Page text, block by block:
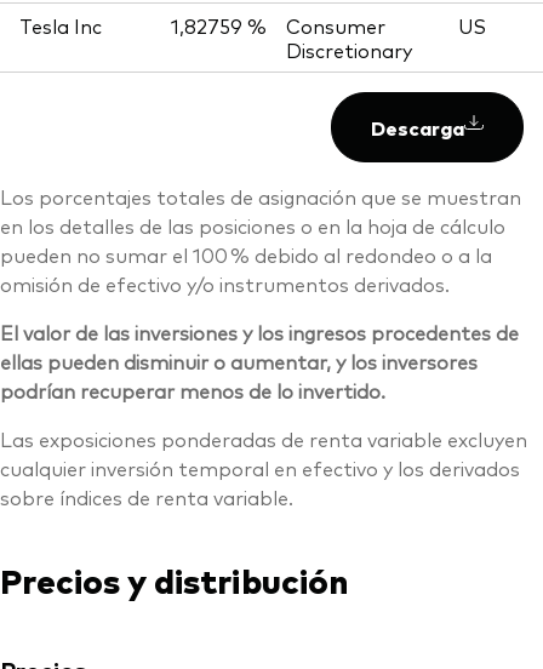
Tesla Inc 1,82759 %
Consumer
Discretionary
US
Descarga
Los porcentajes totales de asignación que se muestran
en los detalles de las posiciones o en la hoja de cálculo
pueden no sumar el 100 % debido al redondeo o a la
omisión de efectivo y/o instrumentos derivados.
El valor de las inversiones y los ingresos procedentes de
ellas pueden disminuir o aumentar, y los inversores
podrían recuperar menos de lo invertido.
Las exposiciones ponderadas de renta variable excluyen
cualquier inversión temporal en efectivo y los derivados
sobre índices de renta variable.
Precios y distribución